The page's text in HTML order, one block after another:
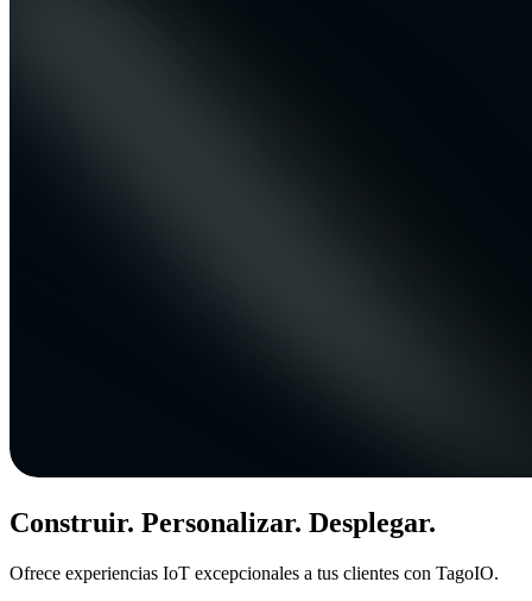
Construir. Personalizar. Desplegar.
Ofrece experiencias IoT excepcionales a tus clientes con TagoIO.